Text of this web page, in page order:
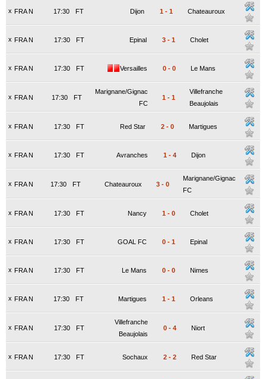
x FRA N FT
17:30 Dijon 1 - 1 Chateauroux
x FRA N FT
17:30 Epinal 3 - 1 Cholet
x FRA N FT
17:30 Versailles 0 - 0 Le Mans
x FRA N FT
17:30
Marignane/Gignac
FC
1 - 1
Villefranche
Beaujolais
x FRA N FT
17:30 Red Star 2 - 0 Martigues
x FRA N FT
17:30 Avranches 1 - 4 Dijon
x FRA N FT
17:30 Chateauroux 3 - 0
Marignane/Gignac
FC
x FRA N FT
17:30 Nancy 1 - 0 Cholet
x FRA N FT
17:30 GOAL FC 0 - 1 Epinal
x FRA N FT
17:30 Le Mans 0 - 0 Nimes
x FRA N FT
17:30 Martigues 1 - 1 Orleans
x FRA N FT
17:30
Villefranche
Beaujolais
0 - 4 Niort
x FRA N FT
17:30 Sochaux 2 - 2 Red Star